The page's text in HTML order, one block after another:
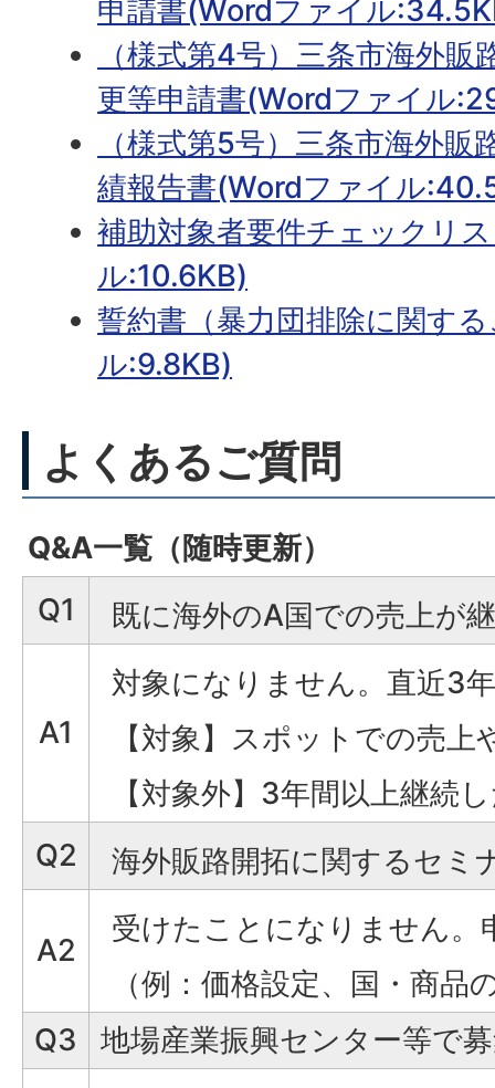
申請書(Wordファイル
（様式第4号） 三条市海外販
更等申請書(Wordファイル
（様式第5号）三条市海外販
績報告書(Wordファイル
補助対象者要件チェックリ
ル:10.6KB)
誓約書（暴力団排除に関す
ル:9.8KB)
よくあるご質問
Q&A一覧（随時更新）
Q1
既に海外のA国での売上が
A1
対象になりません。直近3
【対象】スポットでの売
【対象外】3年間以上継続
Q2
海外販路開拓に関するセミ
A2
受けたことになりません。
（例：価格設定、国・商
Q3
地場産業振興センター等で